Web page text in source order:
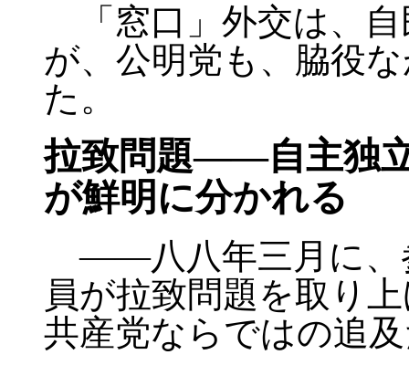
「窓口」外交は、自
が、公明党も、脇役
た。
拉致問題――自主独
が鮮明に分かれる
――八八年三月に、
員が拉致問題を取り
共産党ならではの追